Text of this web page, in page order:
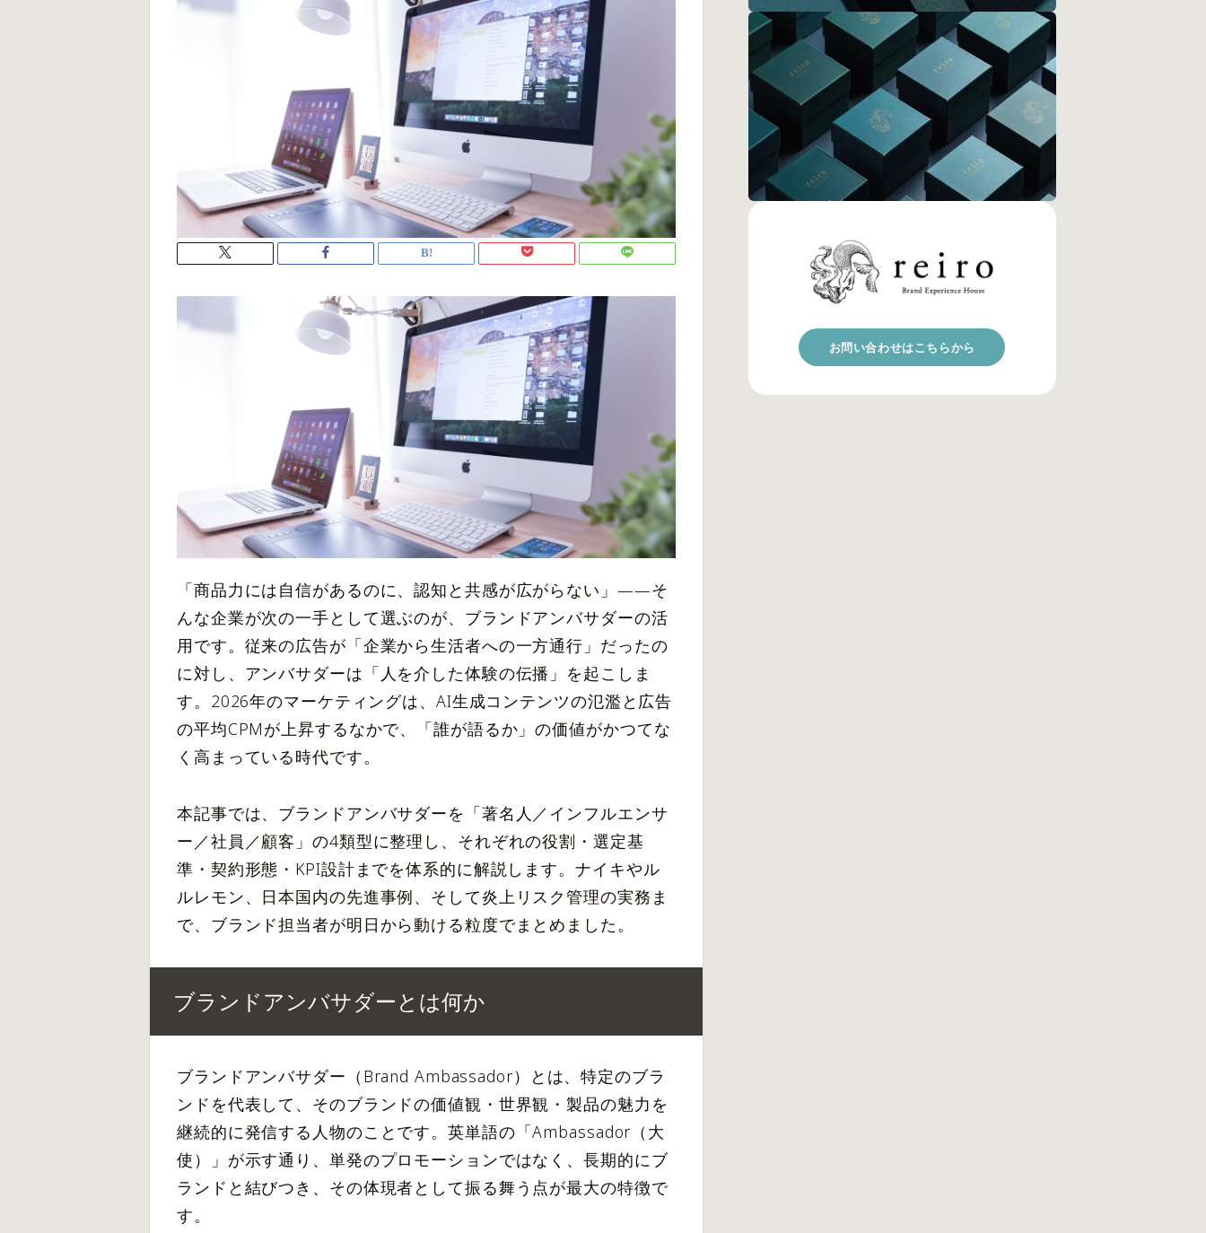
「商品力には自信があるのに、認知と共感が広がらない」——そ
んな企業が次の一手として選ぶのが、ブランドアンバサダーの活
用です。従来の広告が「企業から生活者への一方通行」だったの
に対し、アンバサダーは「人を介した体験の伝播」を起こしま
す。2026年のマーケティングは、AI生成コンテンツの氾濫と広告
の平均CPMが上昇するなかで、「誰が語るか」の価値がかつてな
く高まっている時代です。
本記事では、ブランドアンバサダーを「著名人／インフルエンサ
ー／社員／顧客」の4類型に整理し、それぞれの役割・選定基
準・契約形態・KPI設計までを体系的に解説します。ナイキやル
ルレモン、日本国内の先進事例、そして炎上リスク管理の実務ま
で、ブランド担当者が明日から動ける粒度でまとめました。
ブランドアンバサダーとは何か
ブランドアンバサダー（Brand Ambassador）とは、特定のブラ
ンドを代表して、そのブランドの価値観・世界観・製品の魅力を
継続的に発信する人物のことです。英単語の「Ambassador（大
使）」が示す通り、単発のプロモーションではなく、長期的にブ
ランドと結びつき、その体現者として振る舞う点が最大の特徴で
す。
サービス一覧
Services
詳しく見る
Projects
詳しく見る
お問い合わせはこちらから